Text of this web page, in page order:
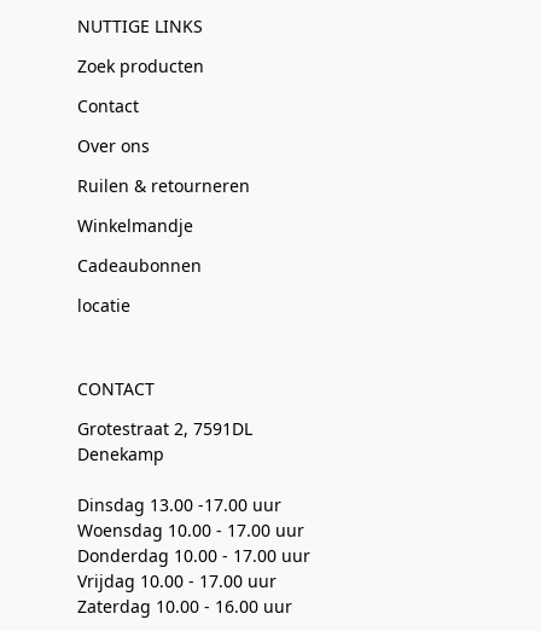
NUTTIGE LINKS
Zoek producten
Contact
Over ons
Ruilen & retourneren
Winkelmandje
Cadeaubonnen
locatie
CONTACT
Grotestraat 2, 7591DL
Denekamp
Dinsdag 13.00 -17.00 uur
Woensdag 10.00 - 17.00 uur
Donderdag 10.00 - 17.00 uur
Vrijdag 10.00 - 17.00 uur
Zaterdag 10.00 - 16.00 uur